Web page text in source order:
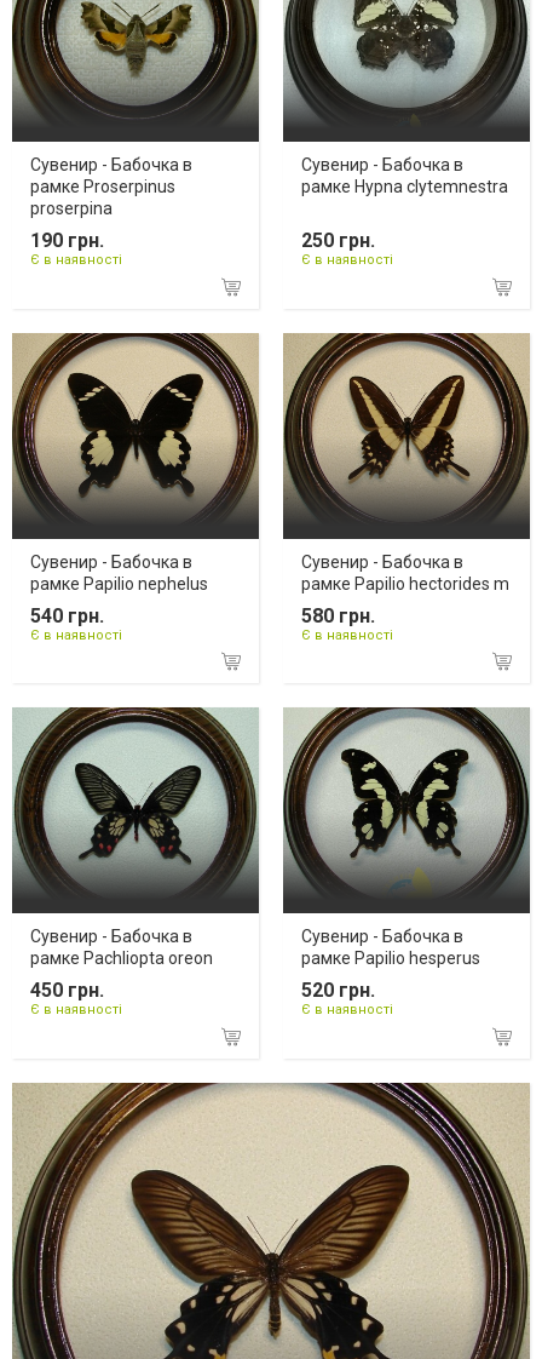
Сувенир - Бабочка в
рамке Proserpinus
proserpina
190 грн.
Є в наявності
Сувенир - Бабочка в
рамке Hypna clytemnestra
250 грн.
Є в наявності
Сувенир - Бабочка в
рамке Papilio nephelus
540 грн.
Є в наявності
Сувенир - Бабочка в
рамке Papilio hectorides m
580 грн.
Є в наявності
Сувенир - Бабочка в
рамке Pachliopta oreon
450 грн.
Є в наявності
Сувенир - Бабочка в
рамке Papilio hesperus
520 грн.
Є в наявності